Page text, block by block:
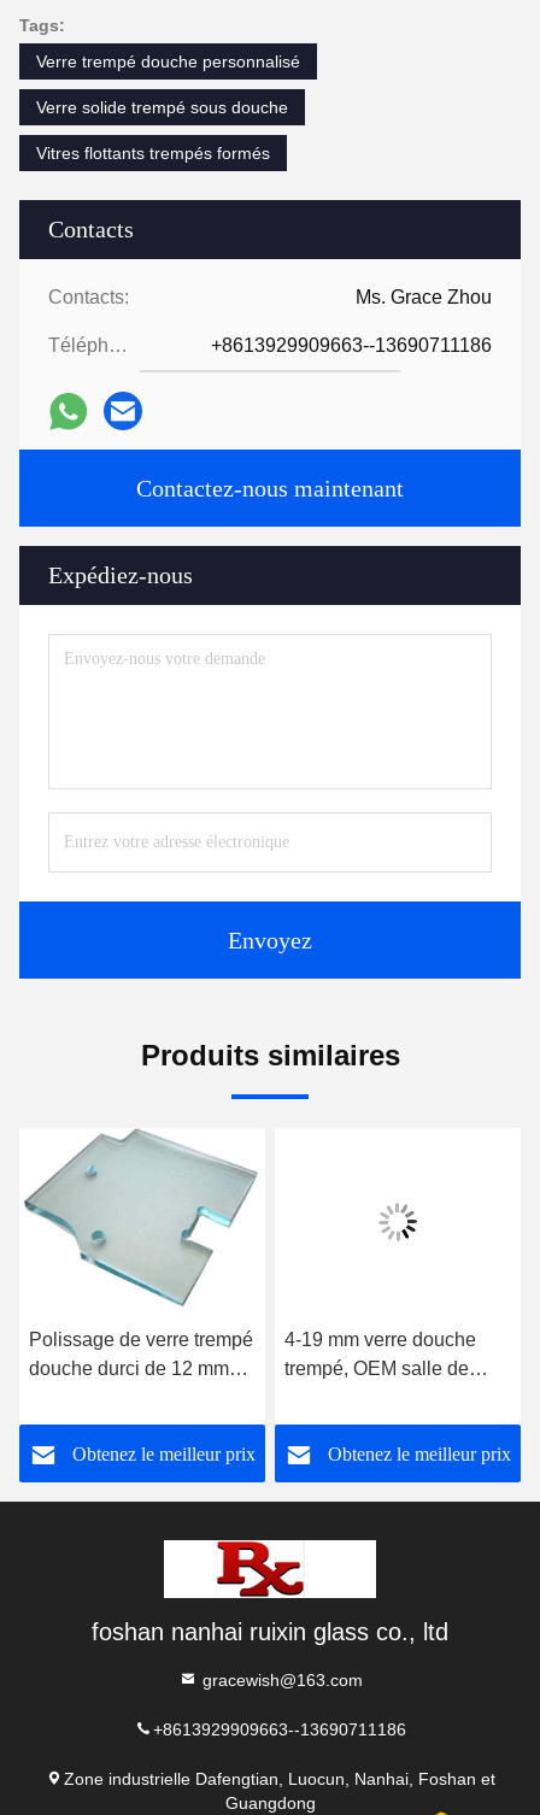
Contacts
Contacts: Ms. Grace Zhou
Téléphone: +8613929909663--13690711186
Contactez-nous maintenant
Expédiez-nous
Envoyez
Tags:
Verre trempé douche personnalisé
Verre solide trempé sous douche
Vitres flottants trempés formés
Produits similaires
Polissage de verre trempé
douche durci de 12 mm
Obtenez le meilleur prix
4-19 mm verre douche
trempé, OEM salle de
résistance
Obtenez le meilleur prix
foshan nanhai ruixin glass co., ltd
gracewish@163.com
+8613929909663--13690711186
Zone industrielle Dafengtian, Luocun, Nanhai, Foshan et
Guangdong